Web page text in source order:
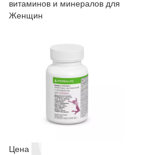
витаминов и минералов для
Женщин
Цена